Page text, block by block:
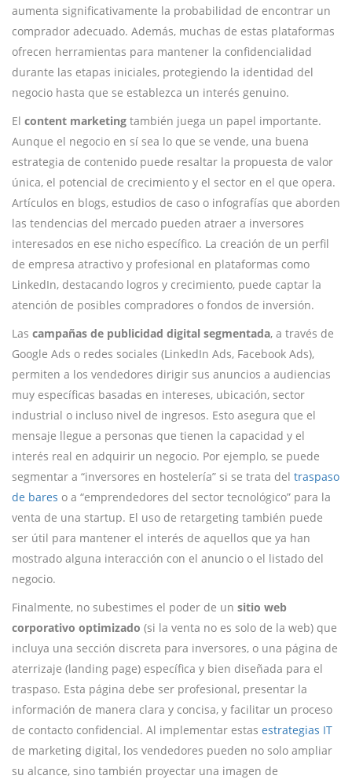
aumenta significativamente la probabilidad de encontrar un
comprador adecuado. Además, muchas de estas plataformas
ofrecen herramientas para mantener la confidencialidad
durante las etapas iniciales, protegiendo la identidad del
negocio hasta que se establezca un interés genuino.
El content marketing también juega un papel importante.
Aunque el negocio en sí sea lo que se vende, una buena
estrategia de contenido puede resaltar la propuesta de valor
única, el potencial de crecimiento y el sector en el que opera.
Artículos en blogs, estudios de caso o infografías que aborden
las tendencias del mercado pueden atraer a inversores
interesados en ese nicho específico. La creación de un perfil
de empresa atractivo y profesional en plataformas como
LinkedIn, destacando logros y crecimiento, puede captar la
atención de posibles compradores o fondos de inversión.
Las campañas de publicidad digital segmentada, a través de
Google Ads o redes sociales (LinkedIn Ads, Facebook Ads),
permiten a los vendedores dirigir sus anuncios a audiencias
muy específicas basadas en intereses, ubicación, sector
industrial o incluso nivel de ingresos. Esto asegura que el
mensaje llegue a personas que tienen la capacidad y el
interés real en adquirir un negocio. Por ejemplo, se puede
segmentar a “inversores en hostelería” si se trata del traspaso
de bares o a “emprendedores del sector tecnológico” para la
venta de una startup. El uso de retargeting también puede
ser útil para mantener el interés de aquellos que ya han
mostrado alguna interacción con el anuncio o el listado del
negocio.
Finalmente, no subestimes el poder de un sitio web
corporativo optimizado (si la venta no es solo de la web) que
incluya una sección discreta para inversores, o una página de
aterrizaje (landing page) específica y bien diseñada para el
traspaso. Esta página debe ser profesional, presentar la
información de manera clara y concisa, y facilitar un proceso
de contacto confidencial. Al implementar estas estrategias IT
de marketing digital, los vendedores pueden no solo ampliar
su alcance, sino también proyectar una imagen de